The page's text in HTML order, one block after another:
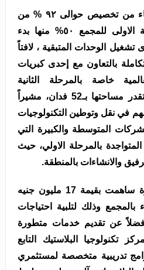
وأوضح الوزير انه تم الانتهاء من تخصيص حوالى ٩٢ % من
الوحدات الانتاجية بالمرحلة الاولى للمجمع ٥٠% منها بدء
تشغيل الوحدات المتبقية ، لافتاً
بالتعاون مع إحدى كبريات
خاصة بالمرحلة الثانية
للتوسعات بالمجمع والتي تقدر مساحتها بـ52 فدان، مشيراً
في نقل وتوطين التكنولوجيات
المتوسطة والكبيرة التي
بالمرحلة الاولي، حيث
والانشاءات بالمنطقة.
وأشار نصار إلى ان الوزارة ساهمت بقيمة 17 مليون جنيه
بالمجمع وذلك لتلبية احتياجات
فضلاً عن تقديم خدمات متطورة
تكنولوجيا البلاستيك التابع
تدريبية متخصصة لمستثمري